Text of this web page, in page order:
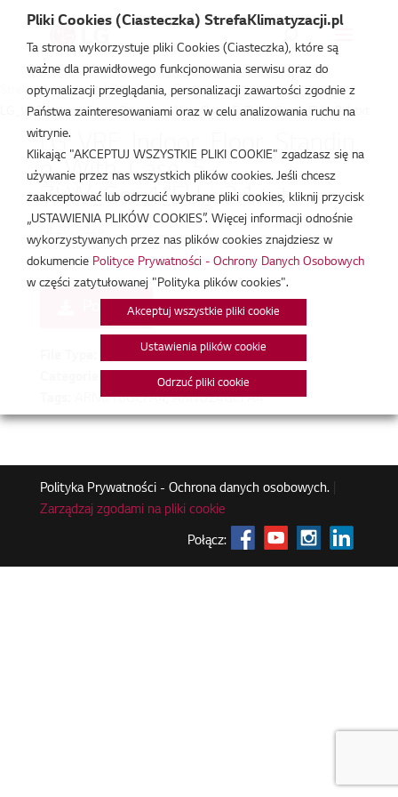
Strefa Klimatyzacji /Pliki DWG i Revit/
LG_VRF_Indoor_Floor_Standing_With_Case_5-7kW_Gen4_EU_v2.1.txt
LG_VRF_Indoor_Floor_Standin
g_With_Case_5-
7kW_Gen4_EU_v2.1.txt
Pobierz
Pliki DWG i Revit
ARNU18GCFA4, ARNU24GCFA4
Polityka Prywatności - Ochrona danych osobowych.|
Zarządzaj zgodami na pliki cookie
Połącz:
Pliki Cookies (Ciasteczka) StrefaKlimatyzacji.pl
Ta strona wykorzystuje pliki Cookies (Ciasteczka), które są
ważne dla prawidłowego funkcjonowania serwisu oraz do
optymalizacji przeglądania, personalizacji zawartości zgodnie z
Państwa zainteresowaniami oraz w celu analizowania ruchu na
witrynie.
Klikając "AKCEPTUJ WSZYSTKIE PLIKI COOKIE" zgadzasz się na
używanie przez nas wszystkich plików cookies. Jeśli chcesz
zaakceptować lub odrzucić wybrane pliki cookies, kliknij przycisk
„USTAWIENIA PLIKÓW COOKIES”. Więcej informacji odnośnie
wykorzystywanych przez nas plików cookies znajdziesz w
dokumencie Polityce Prywatności - Ochrony Danych Osobowych
w części zatytułowanej "Polityka plików cookies".
Akceptuj wszystkie pliki cookie
Ustawienia plików cookie
Odrzuć pliki cookie